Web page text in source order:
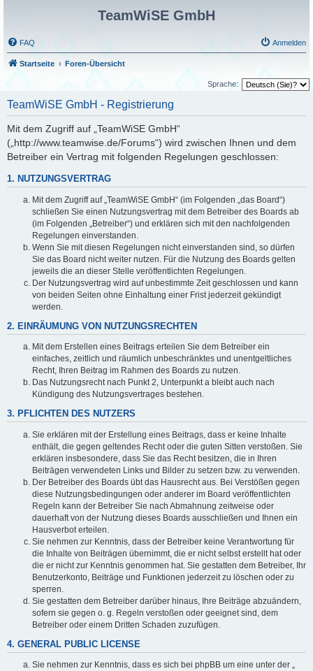
TeamWiSE GmbH
FAQ Anmelden
Startseite Foren-Übersicht
Sprache:
TeamWiSE GmbH - Registrierung
Mit dem Zugriff auf „TeamWiSE GmbH“
(„http://www.teamwise.de/Forums“) wird zwischen Ihnen und dem
Betreiber ein Vertrag mit folgenden Regelungen geschlossen:
1. NUTZUNGSVERTRAG
Mit dem Zugriff auf „TeamWiSE GmbH“ (im Folgenden „das Board“)
schließen Sie einen Nutzungsvertrag mit dem Betreiber des Boards ab
(im Folgenden „Betreiber“) und erklären sich mit den nachfolgenden
Regelungen einverstanden.
Wenn Sie mit diesen Regelungen nicht einverstanden sind, so dürfen
Sie das Board nicht weiter nutzen. Für die Nutzung des Boards gelten
jeweils die an dieser Stelle veröffentlichten Regelungen.
Der Nutzungsvertrag wird auf unbestimmte Zeit geschlossen und kann
von beiden Seiten ohne Einhaltung einer Frist jederzeit gekündigt
werden.
2. EINRÄUMUNG VON NUTZUNGSRECHTEN
Mit dem Erstellen eines Beitrags erteilen Sie dem Betreiber ein
einfaches, zeitlich und räumlich unbeschränktes und unentgeltliches
Recht, Ihren Beitrag im Rahmen des Boards zu nutzen.
Das Nutzungsrecht nach Punkt 2, Unterpunkt a bleibt auch nach
Kündigung des Nutzungsvertrages bestehen.
3. PFLICHTEN DES NUTZERS
Sie erklären mit der Erstellung eines Beitrags, dass er keine Inhalte
enthält, die gegen geltendes Recht oder die guten Sitten verstoßen. Sie
erklären insbesondere, dass Sie das Recht besitzen, die in Ihren
Beiträgen verwendeten Links und Bilder zu setzen bzw. zu verwenden.
Der Betreiber des Boards übt das Hausrecht aus. Bei Verstößen gegen
diese Nutzungsbedingungen oder anderer im Board veröffentlichten
Regeln kann der Betreiber Sie nach Abmahnung zeitweise oder
dauerhaft von der Nutzung dieses Boards ausschließen und Ihnen ein
Hausverbot erteilen.
Sie nehmen zur Kenntnis, dass der Betreiber keine Verantwortung für
die Inhalte von Beiträgen übernimmt, die er nicht selbst erstellt hat oder
die er nicht zur Kenntnis genommen hat. Sie gestatten dem Betreiber, Ihr
Benutzerkonto, Beiträge und Funktionen jederzeit zu löschen oder zu
sperren.
Sie gestatten dem Betreiber darüber hinaus, Ihre Beiträge abzuändern,
sofern sie gegen o. g. Regeln verstoßen oder geeignet sind, dem
Betreiber oder einem Dritten Schaden zuzufügen.
4. GENERAL PUBLIC LICENSE
Sie nehmen zur Kenntnis, dass es sich bei phpBB um eine unter der „